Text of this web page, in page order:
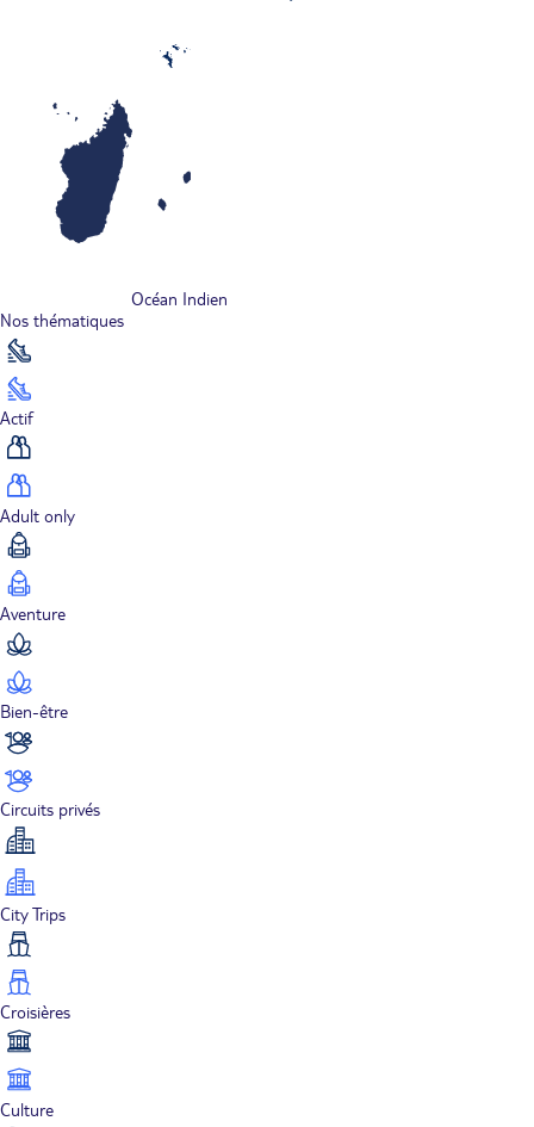
Océan Indien
Nos thématiques
Actif
Adult only
Aventure
Bien-être
Circuits privés
City Trips
Croisières
Culture